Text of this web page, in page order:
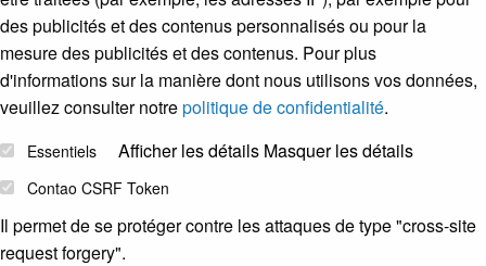
des publicités et des contenus personnalisés ou pour la
mesure des publicités et des contenus. Pour plus
d'informations sur la manière dont nous utilisons vos données,
veuillez consulter notrepolitique de confidentialité.
Essentiels Afficher les détails Masquer les détails
Contao CSRF Token
Il permet de se protéger contre les attaques de type "cross-site
request forgery".